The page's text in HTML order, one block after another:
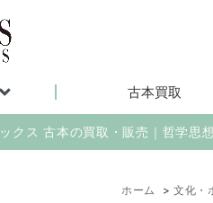
古本買取
クス 古本の買取・販売｜哲学思
ホーム > 文化・